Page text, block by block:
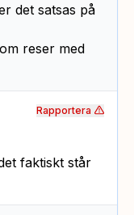
det satsas på
reser med
faktiskt står
Rapportera